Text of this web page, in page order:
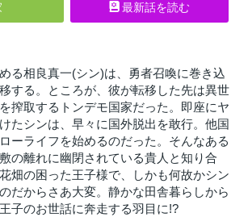
最新話を読む
る相良真一(シン)は、勇者召喚に巻き込
する。ところが、彼が転移した先は異世
搾取するトンデモ国家だった。即座にヤ
たシンは、早々に国外脱出を敢行。他国
ーライフを始めるのだった。そんなある
の離れに幽閉されている貴人と知り合
畑の困った王子様で、しかも何故かシン
だからさあ大変。静かな田舎暮らしから
子のお世話に奔走する羽目に!?